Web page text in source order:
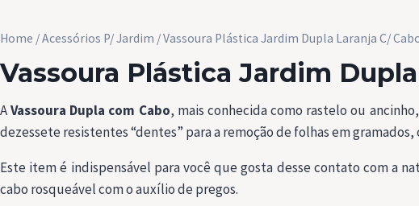
Home /Acessórios P/ Jardim / Vassoura Plástica Jardim Dupla Laranja C/
Vassoura Plástica Jardim
AVassoura Dupla com Cabo, mais conhecida como rastelo ou
dezessete resistentes “dentes” para a remoção de folhas em
Este item é indispensável para você que gosta desse contato com a
cabo rosqueável com o auxílio de pregos.